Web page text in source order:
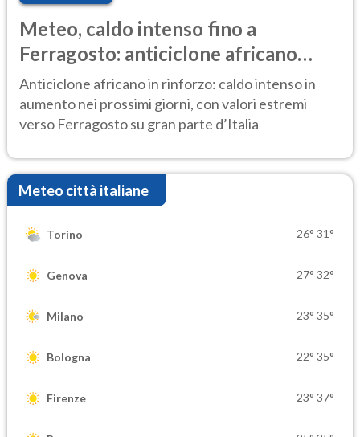
Meteo, caldo intenso fino a
Ferragosto: anticiclone africano
ancora protagonista
Anticiclone africano in rinforzo: caldo intenso in
aumento nei prossimi giorni, con valori estremi
verso Ferragosto su gran parte d’Italia
Meteo città italiane
Torino 26° 31°
Genova 27° 32°
Milano 23° 35°
Bologna 22° 35°
Firenze 23° 37°